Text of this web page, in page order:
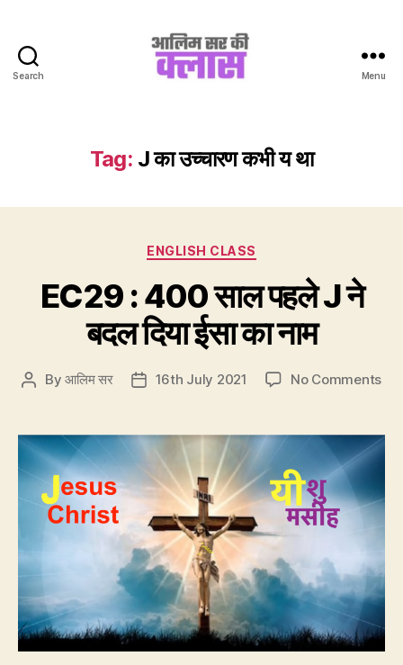
Search
Class
Menu
Tag: J का उच्चारण कभी य था
Categories
ENGLISH CLASS
EC29 : 400 साल पहले J ने
बदल दिया ईसा का नाम
PostByआलिम सर
Post16th July 2021 No Commentson
J
ईसा
का